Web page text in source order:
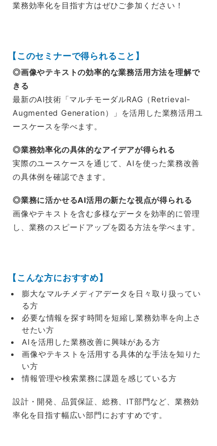
業務効率化を目指す方はぜひご参加ください！
【このセミナーで得られること】
◎画像やテキストの効率的な業務活用方法を理解で
きる
最新のAI技術「マルチモーダルRAG（Retrieval-
Augmented Generation）」を活用した業務活用ユ
ースケースを学べます。
◎業務効率化の具体的なアイデアが得られる
実際のユースケースを通じて、AIを使った業務改善
の具体例を確認できます。
◎業務に活かせるAI活用の新たな視点が得られる
画像やテキストを含む多様なデータを効率的に管理
し、業務のスピードアップを図る方法を学べます。
【こんな方におすすめ】
膨大なマルチメディアデータを日々取り扱ってい
る方
必要な情報を探す時間を短縮し業務効率を向上さ
せたい方
AIを活用した業務改善に興味がある方
画像やテキストを活用する具体的な手法を知りた
い方
情報管理や検索業務に課題を感じている方
設計・開発、品質保証、総務、IT部門など、業務効
率化を目指す幅広い部門におすすめです。